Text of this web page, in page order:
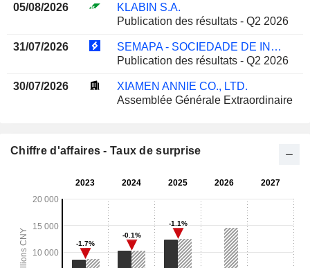
05/08/2026
KLABIN S.A.
Publication des résultats - Q2 2026
31/07/2026
SEMAPA - SOCIEDADE DE INVESTIMENTO E GESTÃO, SGPS, S.A.
Publication des résultats - Q2 2026
30/07/2026
XIAMEN ANNIE CO., LTD.
Assemblée Générale Extraordinaire
Chiffre d'affaires - Taux de surprise